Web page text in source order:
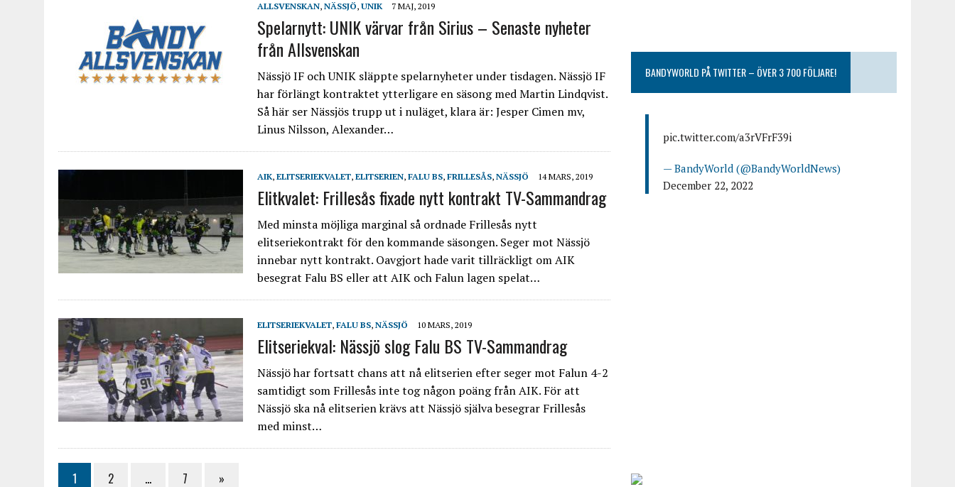
ALLSVENSKAN, NÄSSJÖ, UNIK 7 MAJ, 2019
Spelarnytt: UNIK värvar från Sirius – Senaste nyheter
från Allsvenskan
Nässjö IF och UNIK släppte spelarnyheter under tisdagen. Nässjö IF
har förlängt kontraktet ytterligare en säsong med Martin Lindqvist.
Så här ser Nässjös trupp ut i nuläget, klara är: Jesper Cimen mv,
Linus Nilsson, Alexander…
AIK, ELITSERIEKVALET, ELITSERIEN, FALU BS, FRILLESÅS, NÄSSJÖ 14 MARS, 2019
Elitkvalet: Frillesås fixade nytt kontrakt TV-Sammandrag
Med minsta möjliga marginal så ordnade Frillesås nytt
elitseriekontrakt för den kommande säsongen. Seger mot Nässjö
innebar nytt kontrakt. Oavgjort hade varit tillräckligt om AIK
besegrat Falu BS eller att AIK och Falun lagen spelat…
ELITSERIEKVALET, FALU BS, NÄSSJÖ 10 MARS, 2019
Elitseriekval: Nässjö slog Falu BS TV-Sammandrag
Nässjö har fortsatt chans att nå elitserien efter seger mot Falun 4-2
samtidigt som Frillesås inte tog någon poäng från AIK. För att
Nässjö ska nå elitserien krävs att Nässjö själva besegrar Frillesås
med minst…
1 2 … 7 »
BANDYWORLD PÅ TWITTER – ÖVER 3 700 FÖLJARE!
pic.twitter.com/a3rVFrF39i
— BandyWorld (@BandyWorldNews)
December 22, 2022